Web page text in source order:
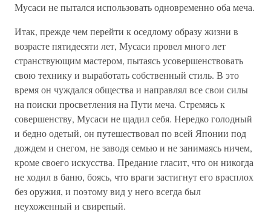
Мусаси не пытался использовать одновременно оба меча.
Итак, прежде чем перейти к оседлому образу жизни в
возрасте пятидесяти лет, Мусаси провел много лет
странствующим мастером, пытаясь усовершенствовать
свою технику и выработать собственный стиль. В это
время он чуждался общества и направлял все свои силы
на поиски просветления на Пути меча. Стремясь к
совершенству, Мусаси не щадил себя. Нередко голодный
и бедно одетый, он путешествовал по всей Японии под
дождем и снегом, не заводя семью и не занимаясь ничем,
кроме своего искусства. Предание гласит, что он никогда
не ходил в баню, боясь, что враги застигнут его врасплох
без оружия, и поэтому вид у него всегда был
неухоженный и свирепый.